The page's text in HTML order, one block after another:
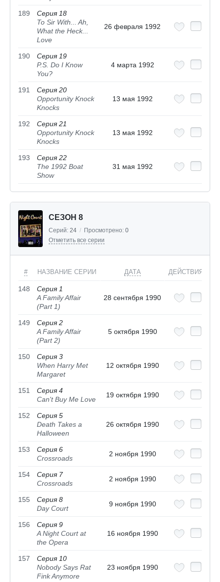
189
Серия 18
To Sir With... Ah,
What the Heck...
Love
26 февраля 1992
190
Серия 19
P.S. Do I Know
You?
4 марта 1992
191
Серия 20
Opportunity Knock
Knocks
13 мая 1992
192
Серия 21
Opportunity Knock
Knocks
13 мая 1992
193
Серия 22
The 1992 Boat
Show
31 мая 1992
СЕЗОН 8
Серий: 24 / Просмотрено: 0
Отметить все серии
# НАЗВАНИЕ СЕРИИ ДАТА ДЕЙСТВИЯ
148
Серия 1
A Family Affair
(Part 1)
28 сентября 1990
149
Серия 2
A Family Affair
(Part 2)
5 октября 1990
150
Серия 3
When Harry Met
Margaret
12 октября 1990
151
Серия 4
Can't Buy Me Love
19 октября 1990
152
Серия 5
Death Takes a
Halloween
26 октября 1990
153
Серия 6
Crossroads
2 ноября 1990
154
Серия 7
Crossroads
2 ноября 1990
155
Серия 8
Day Court
9 ноября 1990
156
Серия 9
A Night Court at
the Opera
16 ноября 1990
157
Серия 10
Nobody Says Rat
Fink Anymore
23 ноября 1990